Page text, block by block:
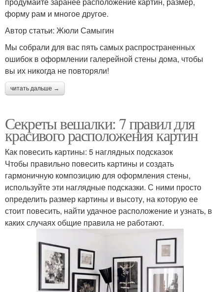
форму рам и многое другое.
Автор статьи: Жюли Самыгин
Мы собрали для вас пять самых распространенных
ошибок в оформлении галерейной стены дома, чтобы
вы их никогда не повторяли!
читать дальше →
Секреты вешалки: 7 правил для
красивого расположения картин
Как повесить картины: 5 наглядных подсказок
Чтобы правильно повесить картины и создать
гармоничную композицию для оформления стены,
используйте эти наглядные подсказки. С ними просто
определить размер картины и высоту, на которую ее
стоит повесить, найти удачное расположение и узнать, в
каких случаях общие правила не работают.